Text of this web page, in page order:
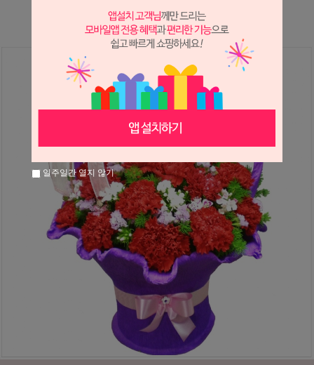
상세 정보를 확대해 보실 수 있습니다.
일주일간 열지 않기